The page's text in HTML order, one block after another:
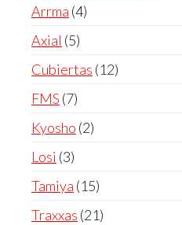
Arrma 44
Axial 55
productos
Cubiertas 1212
FMS 77
productos
Kyosho 22
Losi 33
productos
Tamiya 1515
productos
Traxxas 2121